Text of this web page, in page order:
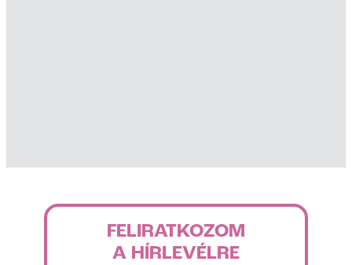
FELIRATKOZOM
A HÍRLEVÉLRE